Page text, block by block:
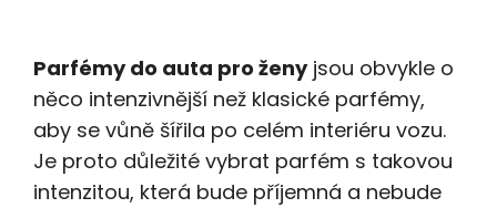
Parfémy do auta pro ženyjsou obvykle o
něco intenzivnější než klasické parfémy,
aby se vůně šířila po celém interiéru vozu.
Je proto důležité vybrat parfém s takovou
intenzitou, která bude příjemná a nebude